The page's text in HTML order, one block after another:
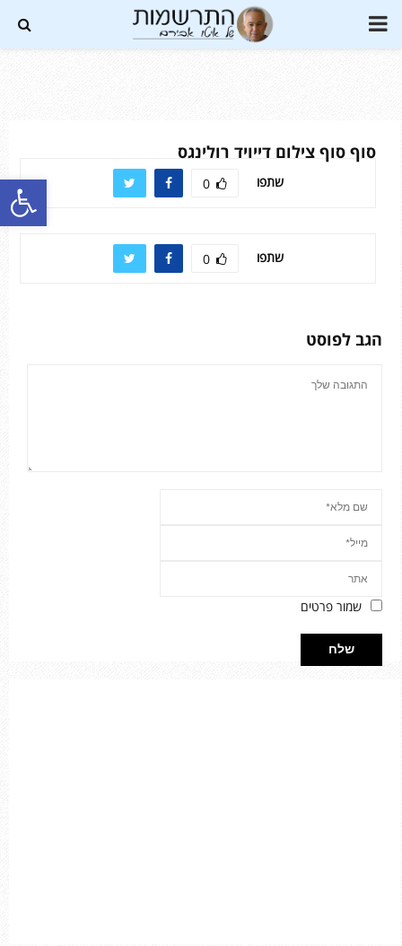
פתח סרגל נגישות
PRIMARY
סוף סוף צילום דייויד רולינגס
שתפו 0
שתפו 0
הגב לפוסט
שמור פרטים